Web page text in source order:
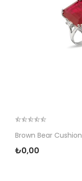
Brown Bear Cushion
₺0,00